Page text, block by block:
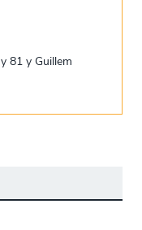
81 y Guillem